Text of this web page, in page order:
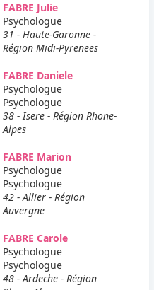
FABRE Julie
Psychologue
31 - Haute-Garonne -
Région Midi-Pyrenees
FABRE Daniele
Psychologue
Psychologue
38 - Isere - Région Rhone-
Alpes
FABRE Marion
Psychologue
Psychologue
42 - Allier - Région
Auvergne
FABRE Carole
Psychologue
Psychologue
48 - Ardeche - Région